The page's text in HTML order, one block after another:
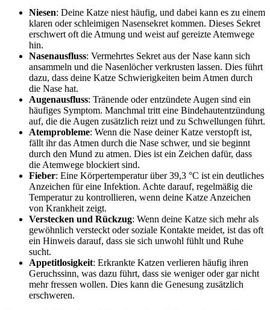
Niesen: Deine Katze niest häufig, und dabei kann es zu einem
klaren oder schleimigen Nasensekret kommen. Dieses Sekret
erschwert oft die Atmung und weist auf gereizte Atemwege
hin.
Nasenausfluss: Vermehrtes Sekret aus der Nase kann sich
ansammeln und die Nasenlöcher verkrusten lassen. Dies führt
dazu, dass deine Katze Schwierigkeiten beim Atmen durch
die Nase hat.
Augenausfluss: Tränende oder entzündete Augen sind ein
häufiges Symptom. Manchmal tritt eine Bindehautentzündung
auf, die die Augen zusätzlich reizt und zu Schwellungen führt.
Atemprobleme: Wenn die Nase deiner Katze verstopft ist,
fällt ihr das Atmen durch die Nase schwer, und sie beginnt
durch den Mund zu atmen. Dies ist ein Zeichen dafür, dass
die Atemwege blockiert sind.
Fieber: Eine Körpertemperatur über 39,3 °C ist ein deutliches
Anzeichen für eine Infektion. Achte darauf, regelmäßig die
Temperatur zu kontrollieren, wenn deine Katze Anzeichen
von Krankheit zeigt.
Verstecken und Rückzug: Wenn deine Katze sich mehr als
gewöhnlich versteckt oder soziale Kontakte meidet, ist das oft
ein Hinweis darauf, dass sie sich unwohl fühlt und Ruhe
sucht.
Appetitlosigkeit: Erkrankte Katzen verlieren häufig ihren
Geruchssinn, was dazu führt, dass sie weniger oder gar nicht
mehr fressen wollen. Dies kann die Genesung zusätzlich
erschweren.